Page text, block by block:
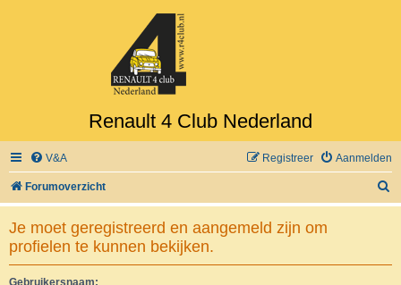
Renault 4 Club Nederland
V&A Aanmelden
Registreer
Forumoverzicht
o
Je moet geregistreerd en aangemeld zijn om
profielen te kunnen bekijken.